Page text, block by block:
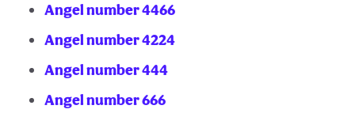
Angel number 4466
Angel number 4224
Angel number 444
Angel number 666